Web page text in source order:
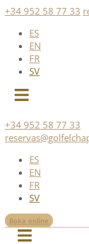
Skip
content
+34 952 58 77 33
ES
EN
FR
SV
+34 952 58 77 33
ES
EN
FR
SV
Boka online